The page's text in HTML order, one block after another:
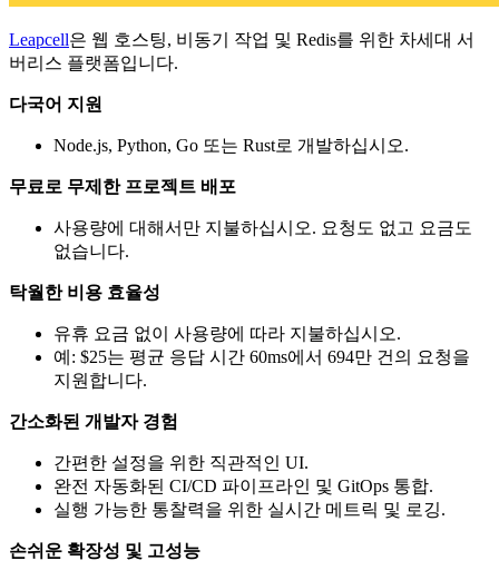
Leapcell은 웹 호스팅, 비동기 작업 및 Redis를 위한 차세대 서
버리스 플랫폼입니다.
다국어 지원
Node.js, Python, Go 또는 Rust로 개발하십시오.
무료로 무제한 프로젝트 배포
사용량에 대해서만 지불하십시오. 요청도 없고 요금도
없습니다.
탁월한 비용 효율성
유휴 요금 없이 사용량에 따라 지불하십시오.
예: $25는 평균 응답 시간 60ms에서 694만 건의 요청을
지원합니다.
간소화된 개발자 경험
간편한 설정을 위한 직관적인 UI.
완전 자동화된 CI/CD 파이프라인 및 GitOps 통합.
실행 가능한 통찰력을 위한 실시간 메트릭 및 로깅.
손쉬운 확장성 및 고성능